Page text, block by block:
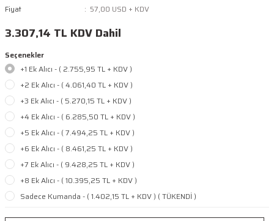
Fiyat
57,00 USD + KDV
3.307,14 TL KDV Dahil
Seçenekler
+1 Ek Alıcı - ( 2.755,95 TL + KDV )
+2 Ek Alıcı - ( 4.061,40 TL + KDV )
+3 Ek Alıcı - ( 5.270,15 TL + KDV )
+4 Ek Alıcı - ( 6.285,50 TL + KDV )
+5 Ek Alıcı - ( 7.494,25 TL + KDV )
+6 Ek Alıcı - ( 8.461,25 TL + KDV )
+7 Ek Alıcı - ( 9.428,25 TL + KDV )
+8 Ek Alıcı - ( 10.395,25 TL + KDV )
Sadece Kumanda - ( 1.402,15 TL + KDV ) ( TÜKENDİ )